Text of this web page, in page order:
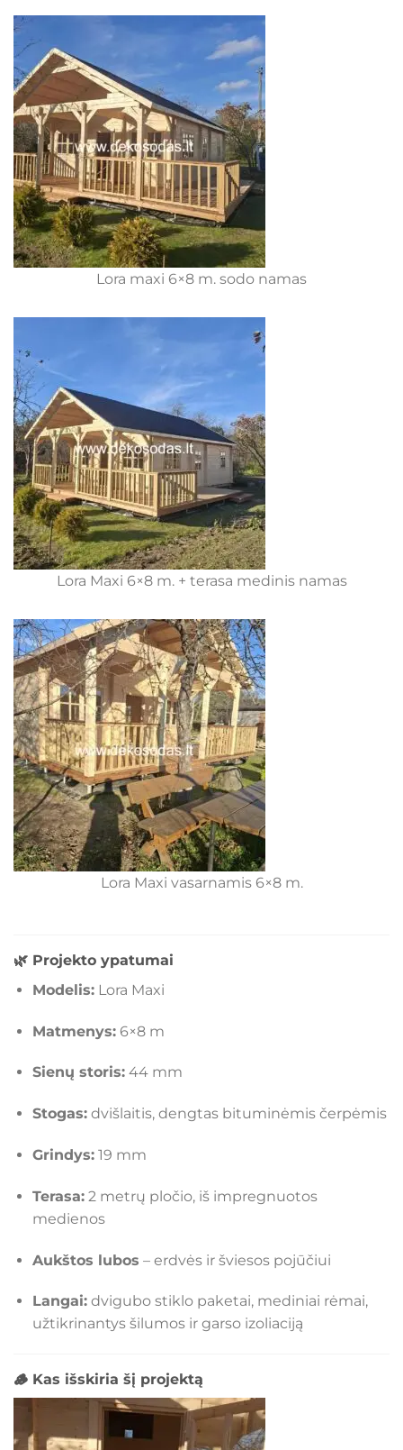
Lora maxi 6×8 m. sodo namas
Lora Maxi 6×8 m. + terasa medinis namas
Lora Maxi vasarnamis 6×8 m.
🌿 Projekto ypatumai
Modelis:Lora Maxi
Matmenys:6×8 m
Sienų storis:44 mm
Stogas:dvišlaitis, dengtas bituminėmis čerpėmis
Grindys:19 mm
Terasa:2 metrų pločio, iš impregnuotos
medienos
Aukštos lubos – erdvės ir šviesos pojūčiui
Langai:dvigubo stiklo paketai, mediniai rėmai,
užtikrinantys šilumos ir garso izoliaciją
🪵 Kas išskiria šį projektą